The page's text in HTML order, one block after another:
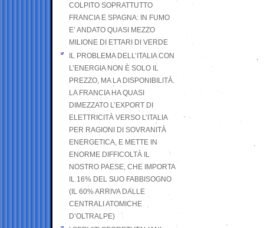
COLPITO SOPRATTUTTO
FRANCIA E SPAGNA: IN FUMO
E’ ANDATO QUASI MEZZO
MILIONE DI ETTARI DI VERDE
IL PROBLEMA DELL’ITALIA CON
L’ENERGIA NON È SOLO IL
PREZZO, MA LA DISPONIBILITÀ.
LA FRANCIA HA QUASI
DIMEZZATO L’EXPORT DI
ELETTRICITÀ VERSO L’ITALIA
PER RAGIONI DI SOVRANITÀ
ENERGETICA, E METTE IN
ENORME DIFFICOLTÀ IL
NOSTRO PAESE, CHE IMPORTA
IL 16% DEL SUO FABBISOGNO
(IL 60% ARRIVA DALLE
CENTRALI ATOMICHE
D’OLTRALPE)